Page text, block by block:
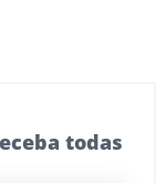
todas